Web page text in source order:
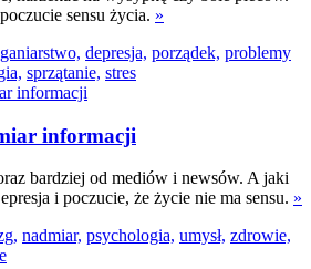
sensu życia. »
depresja, porządek, problemy
sprzątanie, stres
informacji
bardziej od mediów i newsów. A jaki
i poczucie, że życie nie ma sensu. »
nadmiar, psychologia, umysł, zdrowie,